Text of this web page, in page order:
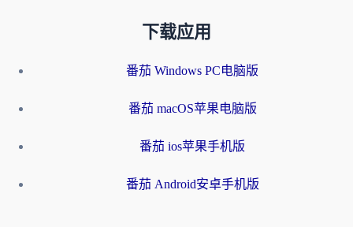
下载应用
番茄 Windows PC电脑版
番茄 macOS苹果电脑版
番茄 ios苹果手机版
番茄 Android安卓手机版